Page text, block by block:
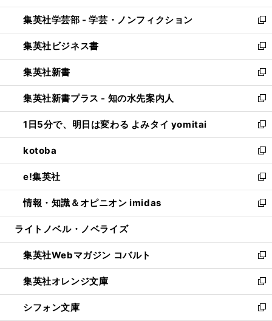
開
く
ウ
で
開
く
ン
ド
ウ
で
開
く
ウ
ィ
ン
ド
ウ
で
開
く
集英社学芸部 - 学芸・ノンフィクション
新
し
い
ウ
ィ
ン
ド
ウ
で
開
く
集英社ビジネス書
新
し
い
ウ
ィ
ン
ド
ウ
で
開
く
集英社新書
新
し
い
ウ
ィ
ン
ド
ウ
で
開
く
集英社新書プラス - 知の水先案内人
新
し
い
ウ
ィ
ン
ド
ウ
で
開
1日5分で、明日は変わる よみタイ yomitai
新
し
い
ウ
ィ
ン
ド
ウ
開
く
kotoba
新
し
い
ウ
ィ
ン
ウ
で
開
く
e!集英社
新
し
い
ウ
ン
ド
ウ
で
開
く
情報・知識＆オピニオン imidas
新
し
ウ
ィ
ン
ド
ウ
で
ライトノベル・ノベライズ
集英社Webマガジン コバルト
新
し
い
ウ
ィ
集英社オレンジ文庫
新
し
い
シフォン文庫
新